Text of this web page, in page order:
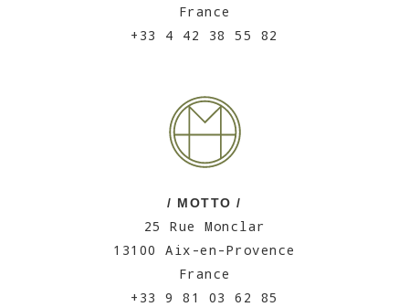
France
+33 4 42 38 55 82
/ MOTTO /
25 Rue Monclar
13100 Aix-en-Provence
France
+33 9 81 03 62 85